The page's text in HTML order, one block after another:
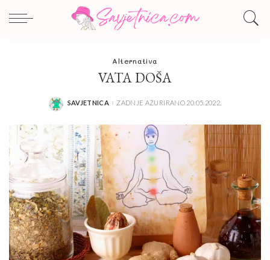
Alternativa
VATA DOŠA
POSTED
SAVJETNICA ZADNJE AŽURIRANO 20.05.2022.